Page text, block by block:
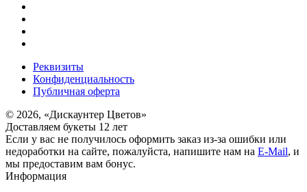
Реквизиты
Конфиденциальность
Публичная оферта
© 2026, «Дискаунтер Цветов»
Доставляем букеты 12 лет
Если у вас не получилось оформить заказ из-за ошибки или
недоработки на сайте, пожалуйста, напишите нам на E-Mail, и
мы предоставим вам бонус.
Информация